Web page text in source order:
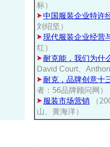
标）
中国服装企业特许
刘绍坚）
现代服装企业经营
红）
耐克能，我们为什
David Court、
耐克，品牌创意十
者：56品牌顾问网）
服装市场营销
（
山、黄海洋）